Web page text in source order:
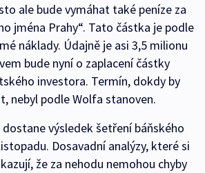
ale bude vymáhat také peníze za
jména Prahy“. Tato částka je podle
náklady. Údajně je asi 3,5 milionu
bude nyní o zaplacení částky
investora. Termín, dokdy by
nebyl podle Wolfa stanoven.
dostane výsledek šetření báňského
Dosavadní analýzy, které si
že za nehodu nemohou chyby